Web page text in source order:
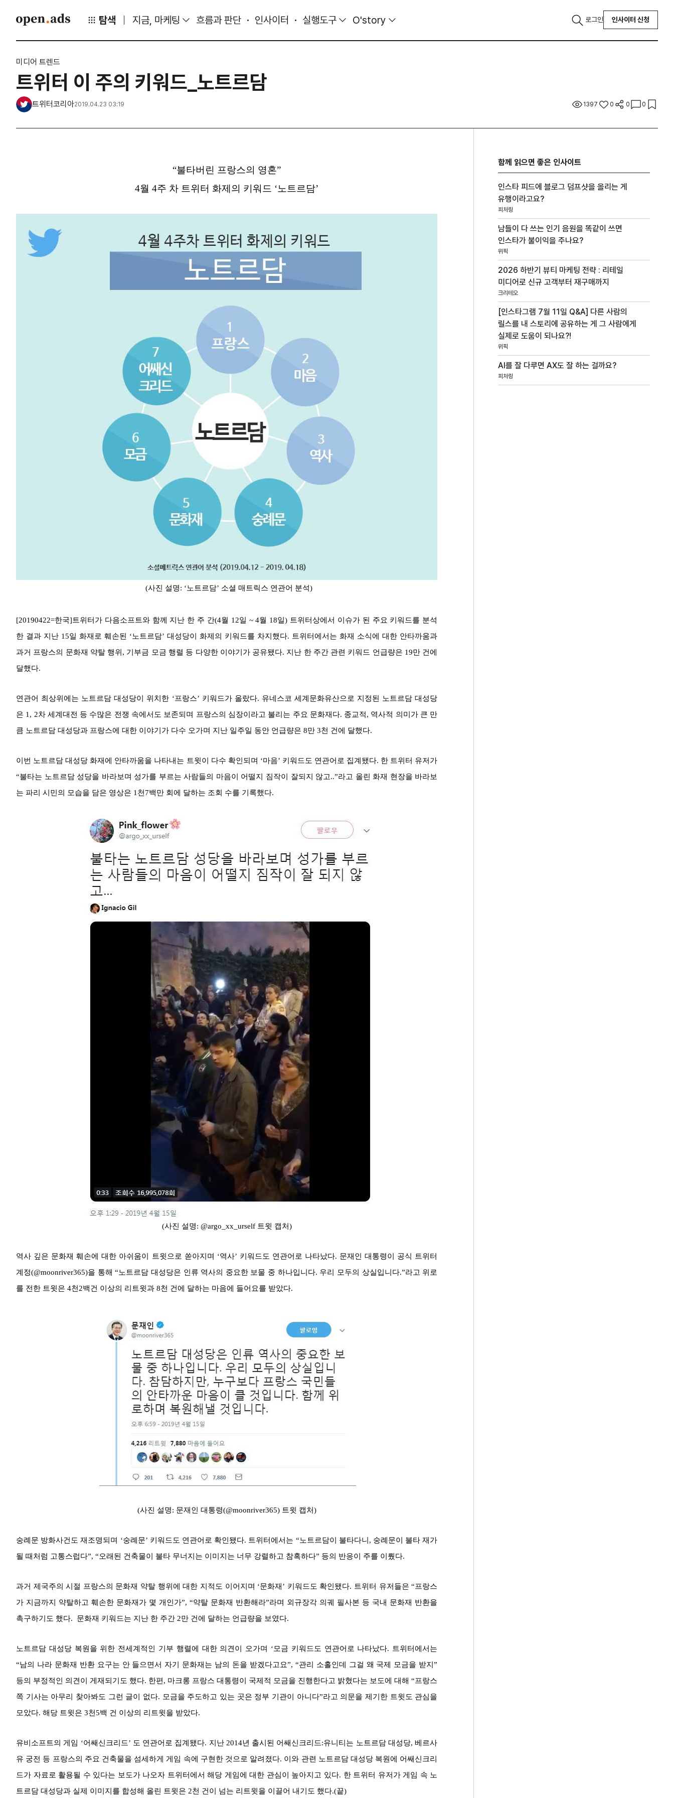
탐색 지금, 마케팅 흐름과 판단 인사이터 실행도구 O'story 로그인 인사이터 신청
미디어 트렌드
트위터 이 주의 키워드_노트르담
트위터코리아2019.04.23 03:19 1397 0 0 0
“불타버린 프랑스의 영혼”
4월 4주 차 트위터 화제의 키워드 ‘노트르담’
(사진 설명: ‘노트르담’ 소셜 매트릭스 연관어 분석)
[20190422=한국]트위터가 다음소프트와 함께 지난 한 주 간(4월 12일 ~ 4월 18일) 트위터상에서 이슈가 된 주요 키워드를 분석
한 결과 지난 15일 화재로 훼손된 ‘노트르담’ 대성당이 화제의 키워드를 차지했다. 트위터에서는 화재 소식에 대한 안타까움과
과거 프랑스의 문화재 약탈 행위, 기부금 모금 행렬 등 다양한 이야기가 공유됐다. 지난 한 주간 관련 키워드 언급량은 19만 건에
달했다.
연관어 최상위에는 노트르담 대성당이 위치한 ‘프랑스’ 키워드가 올랐다. 유네스코 세계문화유산으로 지정된 노트르담 대성당
은 1, 2차 세계대전 등 수많은 전쟁 속에서도 보존되며 프랑스의 심장이라고 불리는 주요 문화재다. 종교적, 역사적 의미가 큰 만
큼 노트르담 대성당과 프랑스에 대한 이야기가 다수 오가며 지난 일주일 동안 언급량은 8만 3천 건에 달했다.
이번 노트르담 대성당 화재에 안타까움을 나타내는 트윗이 다수 확인되며 ‘마음’ 키워드도 연관어로 집계됐다. 한 트위터 유저가
“불타는 노트르담 성당을 바라보며 성가를 부르는 사람들의 마음이 어떨지 짐작이 잘되지 않고..”라고 올린 화재 현장을 바라보
는 파리 시민의 모습을 담은 영상은 1천7백만 회에 달하는 조회 수를 기록했다.
(사진 설명: @argo_xx_urself 트윗 캡처)
역사 깊은 문화재 훼손에 대한 아쉬움이 트윗으로 쏟아지며 ‘역사’ 키워드도 연관어로 나타났다. 문재인 대통령이 공식 트위터
계정(@moonriver365)을 통해 “노트르담 대성당은 인류 역사의 중요한 보물 중 하나입니다. 우리 모두의 상실입니다.”라고 위로
를 전한 트윗은 4천2백건 이상의 리트윗과 8천 건에 달하는 마음에 들어요를 받았다.
(사진 설명: 문재인 대통령(@moonriver365) 트윗 캡처)
숭례문 방화사건도 재조명되며 ‘숭례문’ 키워드도 연관어로 확인됐다. 트위터에서는 “노트르담이 불타다니, 숭례문이 불타 재가
될 때처럼 고통스럽다”, “오래된 건축물이 불타 무너지는 이미지는 너무 강렬하고 참혹하다” 등의 반응이 주를 이뤘다.
과거 제국주의 시절 프랑스의 문화재 약탈 행위에 대한 지적도 이어지며 ‘문화재’ 키워드도 확인됐다. 트위터 유저들은 “프랑스
가 지금까지 약탈하고 훼손한 문화재가 몇 개인가”, “약탈 문화재 반환해라”라며 외규장각 의궤 필사본 등 국내 문화재 반환을
촉구하기도 했다. 문화재 키워드는 지난 한 주간 2만 건에 달하는 언급량을 보였다.
노트르담 대성당 복원을 위한 전세계적인 기부 행렬에 대한 의견이 오가며 ‘모금 키워드도 연관어로 나타났다. 트위터에서는
“남의 나라 문화재 반환 요구는 안 들으면서 자기 문화재는 남의 돈을 받겠다고요”, “관리 소홀인데 그걸 왜 국제 모금을 받지”
등의 부정적인 의견이 게재되기도 했다. 한편, 마크롱 프랑스 대통령이 국제적 모금을 진행한다고 밝혔다는 보도에 대해 “프랑스
쪽 기사는 아무리 찾아봐도 그런 글이 없다. 모금을 주도하고 있는 곳은 정부 기관이 아니다”라고 의문을 제기한 트윗도 관심을
모았다. 해당 트윗은 3천5백 건 이상의 리트윗을 받았다.
유비소프트의 게임 ‘어쌔신크리드’ 도 연관어로 집계됐다. 지난 2014년 출시된 어쌔신크리드:유니티는 노트르담 대성당, 베르사
유 궁전 등 프랑스의 주요 건축물을 섬세하게 게임 속에 구현한 것으로 알려졌다. 이와 관련 노트르담 대성당 복원에 어쌔신크리
드가 자료로 활용될 수 있다는 보도가 나오자 트위터에서 해당 게임에 대한 관심이 높아지고 있다. 한 트위터 유저가 게임 속 노
트르담 대성당과 실제 이미지를 합성해 올린 트윗은 2천 건이 넘는 리트윗을 이끌어 내기도 했다.(끝)
함께 읽으면 좋은 인사이트
인스타 피드에 블로그 덤프샷을 올리는 게
유행이라고요?
피처링
남들이 다 쓰는 인기 음원을 똑같이 쓰면
인스타가 불이익을 주나요?
위픽
2026 하반기 뷰티 마케팅 전략 : 리테일
미디어로 신규 고객부터 재구매까지
크리테오
[인스타그램 7월 11일 Q&A] 다른 사람의
릴스를 내 스토리에 공유하는 게 그 사람에게
실제로 도움이 되나요?!
위픽
AI를 잘 다루면 AX도 잘 하는 걸까요?
피처링